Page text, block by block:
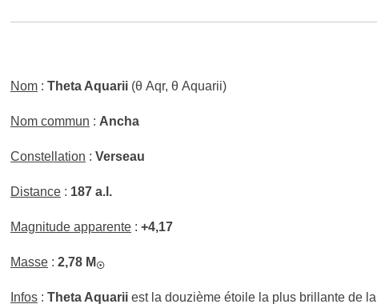
Nom : Theta Aquarii (θ Aqr, θ Aquarii)
Nom commun : Ancha
Constellation : Verseau
Distance : 187 a.l.
Magnitude apparente : +4,17
Masse : 2,78 M ☉
Infos : Theta Aquarii est la douzième étoile la plus brillante de